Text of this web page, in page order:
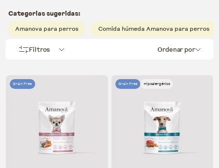
Categorias sugeridas:
Amanova para perros Comida húmeda Amanova para perros
Filtros Ordenar por
Grain Free Hipoalergénico
Grain Free